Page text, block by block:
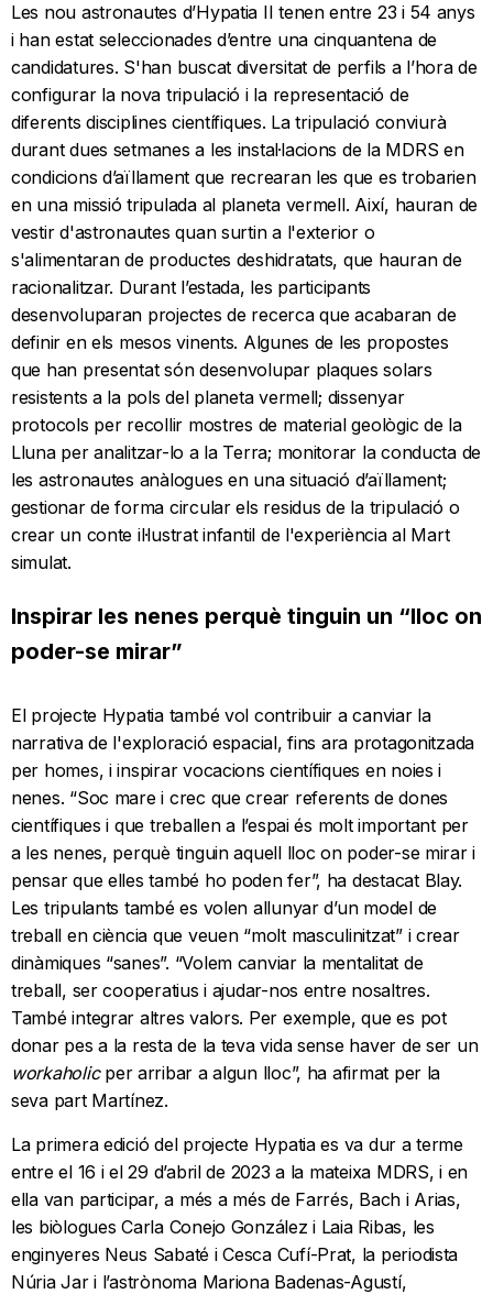
Les nou astronautes d’Hypatia II tenen entre 23 i 54 anys
i han estat seleccionades d’entre una cinquantena de
candidatures. S'han buscat diversitat de perfils a l’hora de
configurar la nova tripulació i la representació de
diferents disciplines científiques. La tripulació conviurà
durant dues setmanes a les instal·lacions de la MDRS en
condicions d’aïllament que recrearan les que es trobarien
en una missió tripulada al planeta vermell. Així, hauran de
vestir d'astronautes quan surtin a l'exterior o
s'alimentaran de productes deshidratats, que hauran de
racionalitzar. Durant l’estada, les participants
desenvoluparan projectes de recerca que acabaran de
definir en els mesos vinents. Algunes de les propostes
que han presentat són desenvolupar plaques solars
resistents a la pols del planeta vermell; dissenyar
protocols per recollir mostres de material geològic de la
Lluna per analitzar-lo a la Terra; monitorar la conducta de
les astronautes anàlogues en una situació d’aïllament;
gestionar de forma circular els residus de la tripulació o
crear un conte il·lustrat infantil de l'experiència al Mart
simulat.
Inspirar les nenes perquè tinguin un “lloc on
poder-se mirar”
El projecte Hypatia també vol contribuir a canviar la
narrativa de l'exploració espacial, fins ara protagonitzada
per homes, i inspirar vocacions científiques en noies i
nenes. “Soc mare i crec que crear referents de dones
científiques i que treballen a l’espai és molt important per
a les nenes, perquè tinguin aquell lloc on poder-se mirar i
pensar que elles també ho poden fer”, ha destacat Blay.
Les tripulants també es volen allunyar d’un model de
treball en ciència que veuen “molt masculinitzat” i crear
dinàmiques “sanes”. “Volem canviar la mentalitat de
treball, ser cooperatius i ajudar-nos entre nosaltres.
També integrar altres valors. Per exemple, que es pot
donar pes a la resta de la teva vida sense haver de ser un
workaholicper arribar a algun lloc”, ha afirmat per la
seva part Martínez.
La primera edició del projecte Hypatia es va dur a terme
entre el 16 i el 29 d’abril de 2023 a la mateixa MDRS, i en
ella van participar, a més a més de Farrés, Bach i Arias,
les biòlogues Carla Conejo González i Laia Ribas, les
enginyeres Neus Sabaté i Cesca Cufí-Prat, la periodista
Núria Jar i l’astrònoma Mariona Badenas-Agustí,